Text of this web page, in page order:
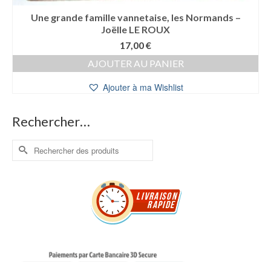
Une grande famille vannetaise, les Normands –
Joëlle LE ROUX
17,00€
AJOUTER AU PANIER
Ajouter à ma Wishlist
Rechercher…
Rechercher :